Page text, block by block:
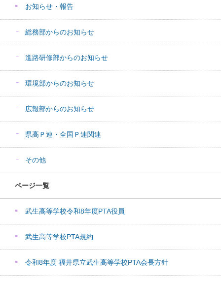
お知らせ・報告
総務部からのお知らせ
進路研修部からのお知らせ
環境部からのお知らせ
広報部からのお知らせ
県高Ｐ連・全国Ｐ連関連
その他
ページ一覧
武生高等学校令和8年度PTA役員
武生高等学校PTA規約
令和8年度 福井県立武生高等学校PTA会長方針